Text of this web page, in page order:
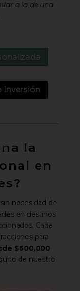
a la de una
Inversión
la
en
necesidad de
en destinos
Cada
para
$600,000
de nuestro